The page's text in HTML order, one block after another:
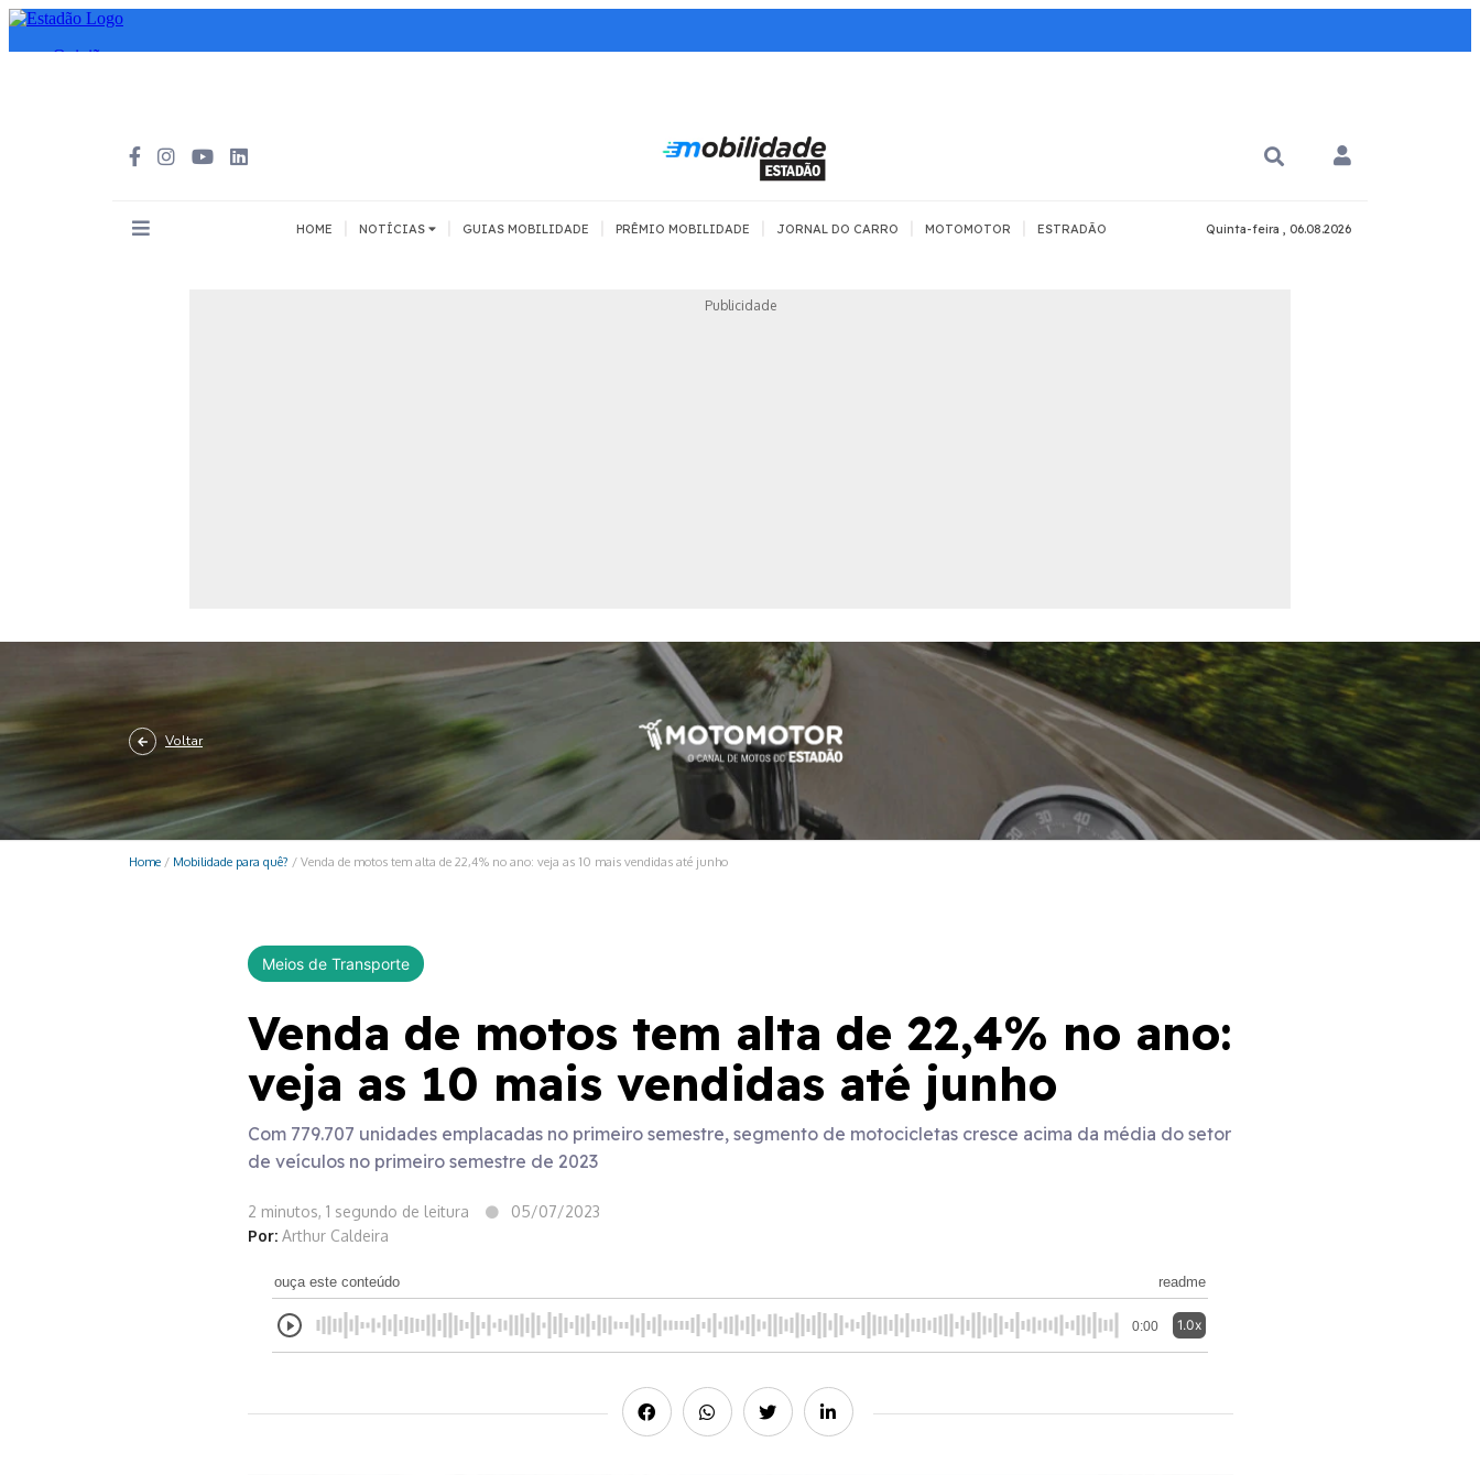
HOME NOTÍCIAS
Scooter elétrica
MOBILIDADE COM
SEGURANÇA
GUIAS MOBILIDADE PRÊMIO MOBILIDADE JORNAL DO CARRO MOTOMOTOR ESTRADÃO Quinta-feira , 06.08.2026
Publicidade
Voltar
Home / Mobilidade para quê? / Venda de motos tem alta de 22,4% no ano: veja as 10 mais vendidas até junho
Meios de Transporte
Venda de motos tem alta de 22,4% no ano:
veja as 10 mais vendidas até junho
Com 779.707 unidades emplacadas no primeiro semestre, segmento de motocicletas cresce acima da média do setor
de veículos no primeiro semestre de 2023
2 minutos, 1 segundo de leitura
05/07/2023
Por: Arthur Caldeira
ouça este conteúdo readme
0:00 1.0x